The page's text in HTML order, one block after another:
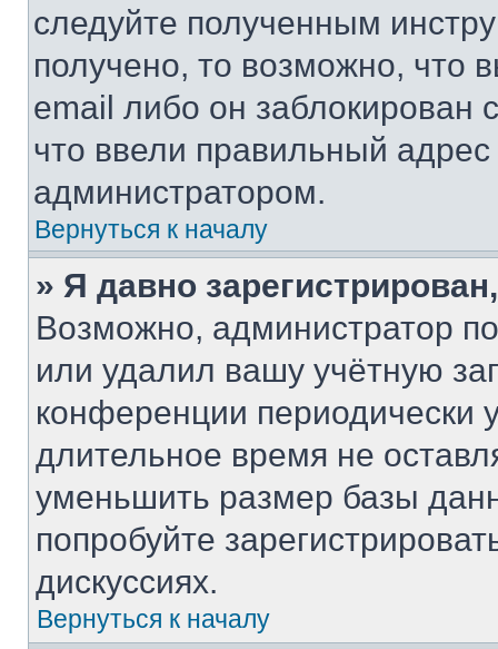
следуйте полученным
получено, то возможно, что
email либо он
что ввели правильный адрес
администратором.
Вернуться к началу
» Я давно
Возможно, администратор
или удалил вашу учётную
конференции периодически
длительное время не
уменьшить размер базы
попробуйте
дискуссиях.
Вернуться к началу